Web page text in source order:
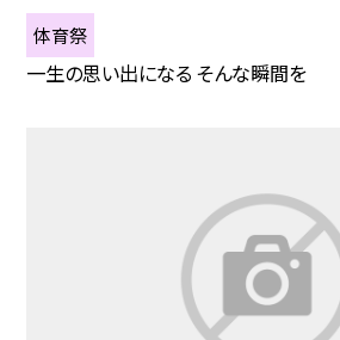
体育祭
一生の思い出になる そんな瞬間を